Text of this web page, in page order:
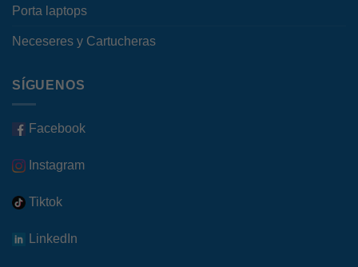
Porta laptops
Neceseres y Cartucheras
SÍGUENOS
Facebook
Instagram
Tiktok
LinkedIn